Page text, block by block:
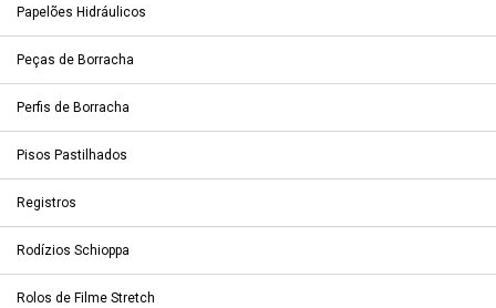
Papelões Hidráulicos
Peças de Borracha
Perfis de Borracha
Pisos Pastilhados
Registros
Rodízios Schioppa
Rolos de Filme Stretch